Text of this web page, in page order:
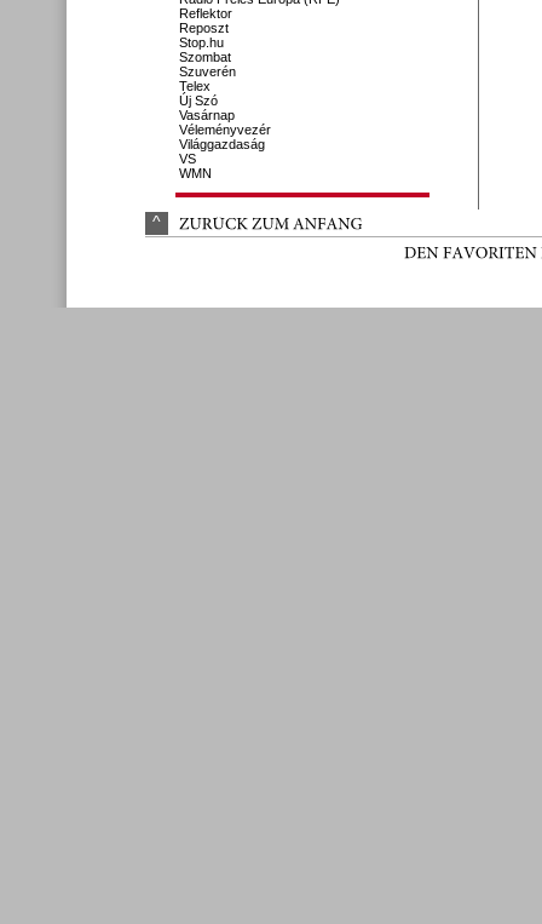
Reflektor
Reposzt
Stop.hu
Szombat
Szuverén
Telex
Új Szó
Vasárnap
Véleményvezér
Világgazdaság
VS
WMN
^ ZURÜCK ZUM ANFANG
DEN FAVORITEN